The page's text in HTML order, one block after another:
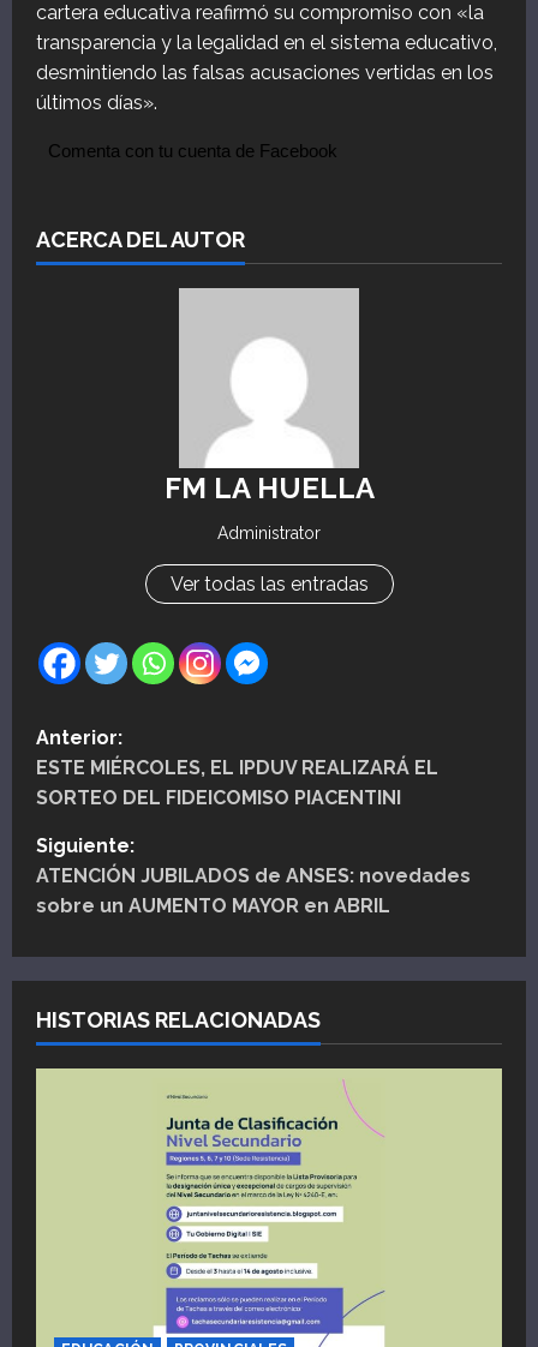
cartera educativa reafirmó su compromiso con «la
transparencia y la legalidad en el sistema educativo,
desmintiendo las falsas acusaciones vertidas en los
últimos días».
Comenta con tu cuenta de Facebook
ACERCA DEL AUTOR
FM LA HUELLA
Administrator
Ver todas las entradas
N
a
v
e
a
c
i
e
Anterior:
ESTE MIÉRCOLES, EL IPDUV REALIZARÁ EL
SORTEO DEL FIDEICOMISO PIACENTINI
Siguiente:
ATENCIÓN JUBILADOS de ANSES: novedades
sobre un AUMENTO MAYOR en ABRIL
HISTORIAS RELACIONADAS